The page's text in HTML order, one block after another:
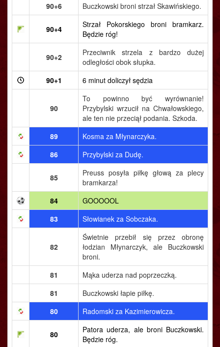
90+6
Buczkowski broni strzał Skawińskiego.
90+4
Strzał Pokorskiego broni bramkarz.
Będzie róg!
90+2
Przeciwnik strzela z bardzo dużej
odległości obok słupka.
90+1
6 minut doliczył sędzia
90
To powinno być wyrównanie!
Przybylski wrzucił na Chwałowskiego,
ale ten nie przeciął podania. Szkoda.
89
Kosma za Młynarczyka.
86
Przybylski za Dudę.
85
Preuss posyła piłkę głową za plecy
bramkarza!
84
GOOOOOL
83
Słowianek za Sobczaka.
82
Świetnie przebił się przez obronę
łodzian Młynarczyk, ale Buczkowski
broni.
81
Mąka uderza nad poprzeczką.
81
Buczkowski łapie piłkę.
80
Radomski za Kazimierowicza.
80
Patora uderza, ale broni Buczkowski.
Będzie róg.